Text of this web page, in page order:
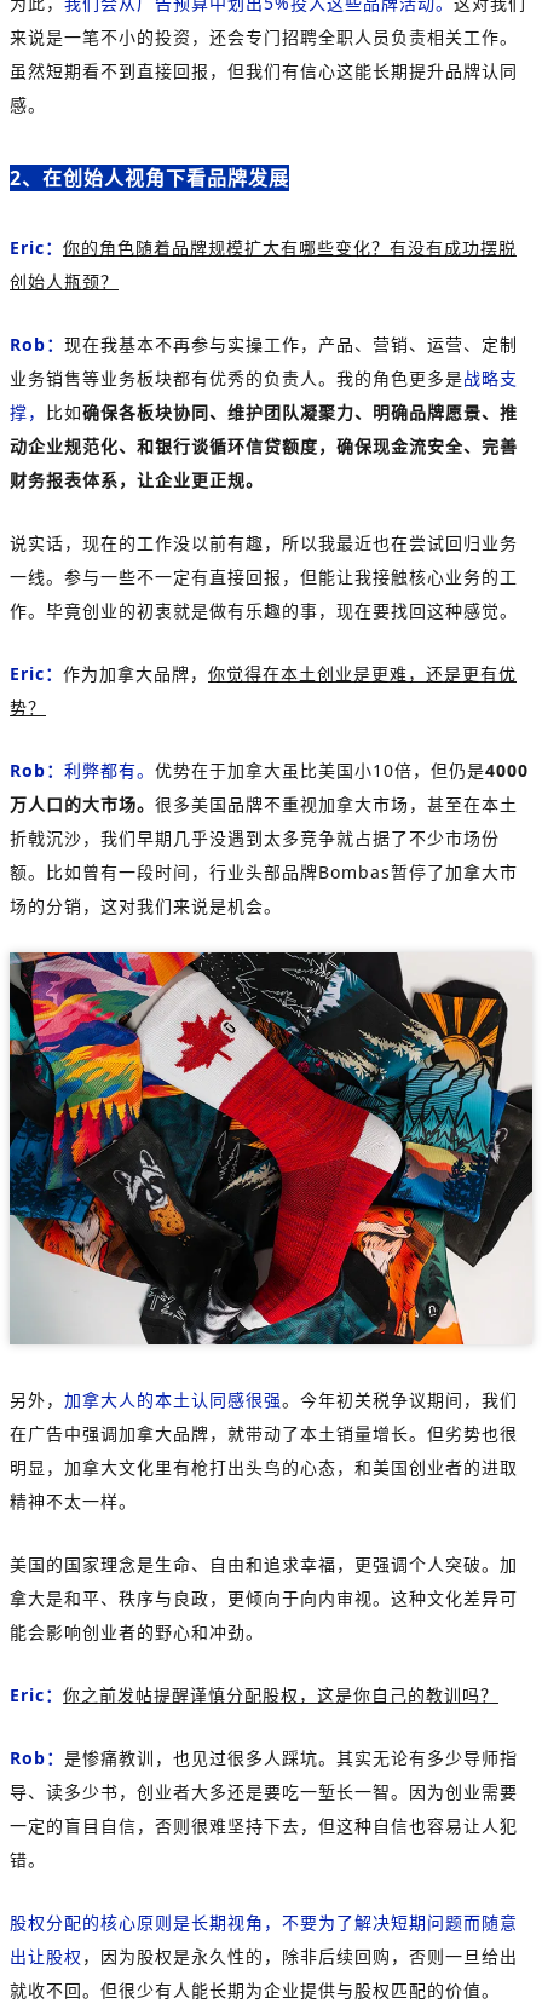
来说是一笔不小的投资，还会专门招聘全职人员负责相关工作。
虽然短期看不到直接回报，但我们有信心这能长期提升品牌认同
感。
2、在创始人视角下看品牌发展
Eric： 你的角色随着品牌规模扩大有哪些变化？有没有成功摆脱
创始人瓶颈？
Rob： 现在我基本不再参与实操工作，产品、营销、运营、定制
业务销售等业务板块都有优秀的负责人。我的角色更多是战略支
撑， 比如确保各板块协同、维护团队凝聚力、明确品牌愿景、推
动企业规范化、和银行谈循环信贷额度，确保现金流安全、完善
财务报表体系，让企业更正规。
说实话，现在的工作没以前有趣，所以我最近也在尝试回归业务
一线。参与一些不一定有直接回报，但能让我接触核心业务的工
作。毕竟创业的初衷就是做有乐趣的事，现在要找回这种感觉。
Eric： 作为加拿大品牌， 你觉得在本土创业是更难，还是更有优
势？
Rob： 利弊都有。 优势在于加拿大虽比美国小10倍，但仍是4000
万人口的大市场。 很多美国品牌不重视加拿大市场，甚至在本土
折戟沉沙，我们早期几乎没遇到太多竞争就占据了不少市场份
额。比如曾有一段时间，行业头部品牌Bombas暂停了加拿大市
场的分销，这对我们来说是机会。
另外， 加拿大人的本土认同感很强。今年初关税争议期间，我们
在广告中强调加拿大品牌，就带动了本土销量增长。但劣势也很
明显，加拿大文化里有枪打出头鸟的心态，和美国创业者的进取
精神不太一样。
美国的国家理念是生命、自由和追求幸福，更强调个人突破。加
拿大是和平、秩序与良政，更倾向于向内审视。这种文化差异可
能会影响创业者的野心和冲劲。
Eric： 你之前发帖提醒谨慎分配股权，这是你自己的教训吗？
Rob： 是惨痛教训，也见过很多人踩坑。其实无论有多少导师指
导、读多少书，创业者大多还是要吃一堑长一智。因为创业需要
一定的盲目自信，否则很难坚持下去，但这种自信也容易让人犯
错。
股权分配的核心原则是长期视角，不要为了解决短期问题而随意
出让股权 ，因为股权是永久性的，除非后续回购，否则一旦给出
就收不回。但很少有人能长期为企业提供与股权匹配的价值。